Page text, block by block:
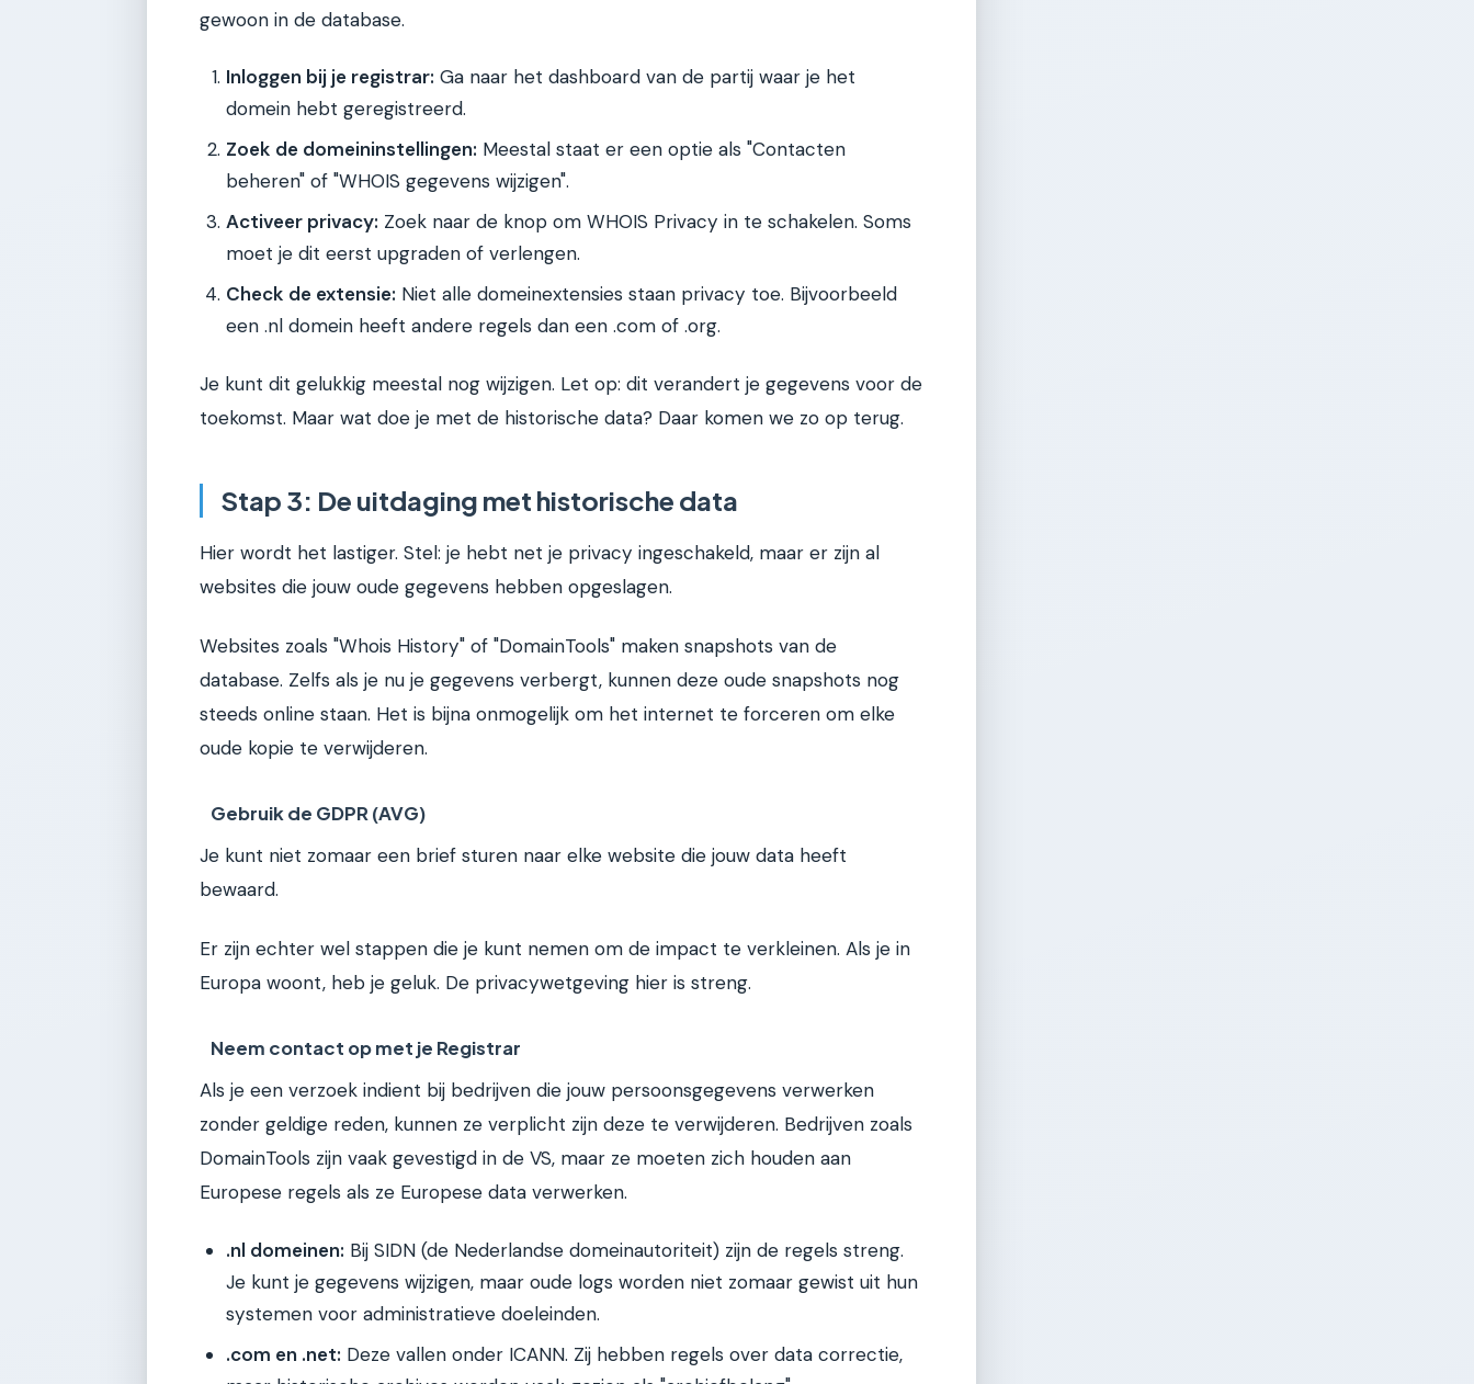
gewoon in de database.
Inloggen bij je registrar: Ga naar het dashboard van de partij waar je het
domein hebt geregistreerd.
Zoek de domeininstellingen: Meestal staat er een optie als "Contacten
beheren" of "WHOIS gegevens wijzigen".
Activeer privacy: Zoek naar de knop om WHOIS Privacy in te schakelen. Soms
moet je dit eerst upgraden of verlengen.
Check de extensie: Niet alle domeinextensies staan privacy toe. Bijvoorbeeld
een .nl domein heeft andere regels dan een .com of .org.
Je kunt dit gelukkig meestal nog wijzigen. Let op: dit verandert je gegevens voor de
toekomst. Maar wat doe je met de historische data? Daar komen we zo op terug.
Stap 3: De uitdaging met historische data
Hier wordt het lastiger. Stel: je hebt net je privacy ingeschakeld, maar er zijn al
websites die jouw oude gegevens hebben opgeslagen.
Websites zoals "Whois History" of "DomainTools" maken snapshots van de
database. Zelfs als je nu je gegevens verbergt, kunnen deze oude snapshots nog
steeds online staan. Het is bijna onmogelijk om het internet te forceren om elke
oude kopie te verwijderen.
Gebruik de GDPR (AVG)
Je kunt niet zomaar een brief sturen naar elke website die jouw data heeft
bewaard.
Er zijn echter wel stappen die je kunt nemen om de impact te verkleinen. Als je in
Europa woont, heb je geluk. De privacywetgeving hier is streng.
Neem contact op met je Registrar
Als je een verzoek indient bij bedrijven die jouw persoonsgegevens verwerken
zonder geldige reden, kunnen ze verplicht zijn deze te verwijderen. Bedrijven zoals
DomainTools zijn vaak gevestigd in de VS, maar ze moeten zich houden aan
Europese regels als ze Europese data verwerken.
.nl domeinen: Bij SIDN (de Nederlandse domeinautoriteit) zijn de regels streng.
Je kunt je gegevens wijzigen, maar oude logs worden niet zomaar gewist uit hun
systemen voor administratieve doeleinden.
.com en .net: Deze vallen onder ICANN. Zij hebben regels over data correctie,